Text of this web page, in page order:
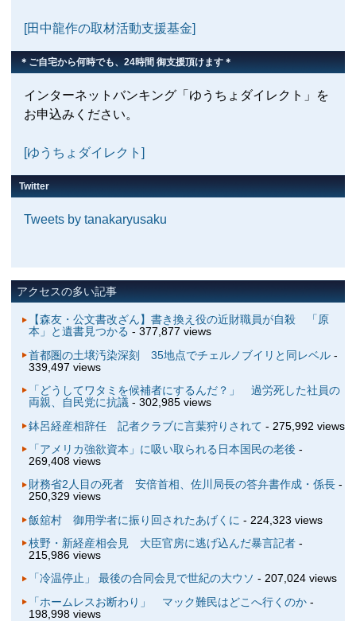
[田中龍作の取材活動支援基金]
＊ご自宅から何時でも、24時間 御支援頂けます＊
インターネットバンキング「ゆうちょダイレクト」を
お申込みください。
[ゆうちょダイレクト]
Twitter
Tweets by tanakaryusaku
アクセスの多い記事
【森友・公文書改ざん】書き換え役の近財職員が自殺 「原
本」と遺書見つかる - 377,877 views
首都圏の土壌汚染深刻 35地点でチェルノブイリと同レベル-
339,497 views
「どうしてワタミを候補者にするんだ？」 過労死した社員の
両親、自民党に抗議- 302,985 views
鉢呂経産相辞任 記者クラブに言葉狩りされて - 275,992 views
「アメリカ強欲資本」に吸い取られる日本国民の老後 -
269,408 views
財務省2人目の死者 安倍首相、佐川局長の答弁書作成・係長-
250,329 views
飯舘村 御用学者に振り回されたあげくに - 224,323 views
枝野・新経産相会見 大臣官房に逃げ込んだ暴言記者-
215,986 views
「冷温停止」 最後の合同会見で世紀の大ウソ - 207,024 views
「ホームレスお断わり」 マック難民はどこへ行くのか-
198,998 views